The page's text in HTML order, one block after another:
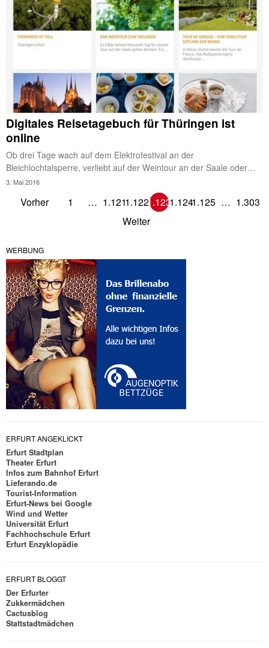
Digitales Reisetagebuch für Thüringen ist
online
Ob drei Tage wach auf dem Elektrofestival an der
Bleichlochtalsperre, verliebt auf der Weintour an der Saale oder…
3. Mai 2016
Vorher 1 … 1.1211.1221.1231.1241.125 … 1.303
Weiter
WERBUNG
ERFURT ANGEKLICKT
Erfurt Stadtplan
Theater Erfurt
Infos zum Bahnhof Erfurt
Lieferando.de
Tourist-Information
Erfurt-News bei Google
Wind und Wetter
Universität Erfurt
Fachhochschule Erfurt
Erfurt Enzyklopädie
ERFURT BLOGGT
Der Erfurter
Zukkermädchen
Cactusblog
Stattstadtmädchen